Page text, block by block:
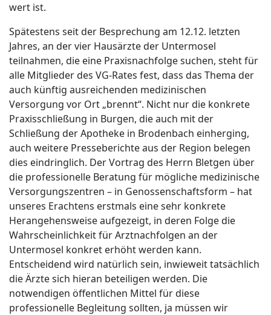
wert ist.
Spätestens seit der Besprechung am 12.12. letzten
Jahres, an der vier Hausärzte der Untermosel
teilnahmen, die eine Praxisnachfolge suchen, steht für
alle Mitglieder des VG-Rates fest, dass das Thema der
auch künftig ausreichenden medizinischen
Versorgung vor Ort „brennt“. Nicht nur die konkrete
Praxisschließung in Burgen, die auch mit der
Schließung der Apotheke in Brodenbach einherging,
auch weitere Presseberichte aus der Region belegen
dies eindringlich. Der Vortrag des Herrn Bletgen über
die professionelle Beratung für mögliche medizinische
Versorgungszentren – in Genossenschaftsform – hat
unseres Erachtens erstmals eine sehr konkrete
Herangehensweise aufgezeigt, in deren Folge die
Wahrscheinlichkeit für Arztnachfolgen an der
Untermosel konkret erhöht werden kann.
Entscheidend wird natürlich sein, inwieweit tatsächlich
die Ärzte sich hieran beteiligen werden. Die
notwendigen öffentlichen Mittel für diese
professionelle Begleitung sollten, ja müssen wir